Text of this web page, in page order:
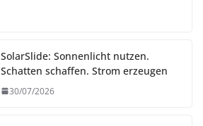
SolarSlide: Sonnenlicht nutzen.
Schatten schaffen. Strom erzeugen
30/07/2026